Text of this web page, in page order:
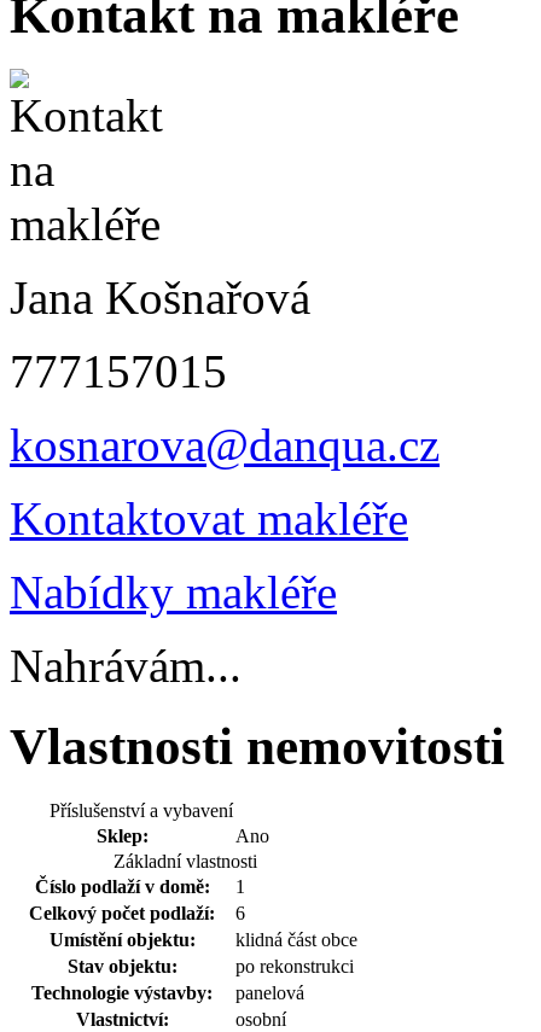
Kontakt na makléře
Jana Košnařová
777157015
kosnarova@danqua.cz
Kontaktovat makléře
Nabídky makléře
Nahrávám...
Vlastnosti nemovitosti
Příslušenství a vybavení
Sklep:
Ano
Základní vlastnosti
Číslo podlaží v domě:
1
Celkový počet podlaží:
6
Umístění objektu:
klidná část obce
Stav objektu:
po rekonstrukci
Technologie výstavby:
panelová
Vlastnictví:
osobní